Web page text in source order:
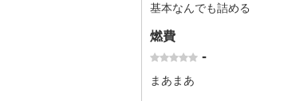
基本なんでも詰める
燃費
-
まあまあ